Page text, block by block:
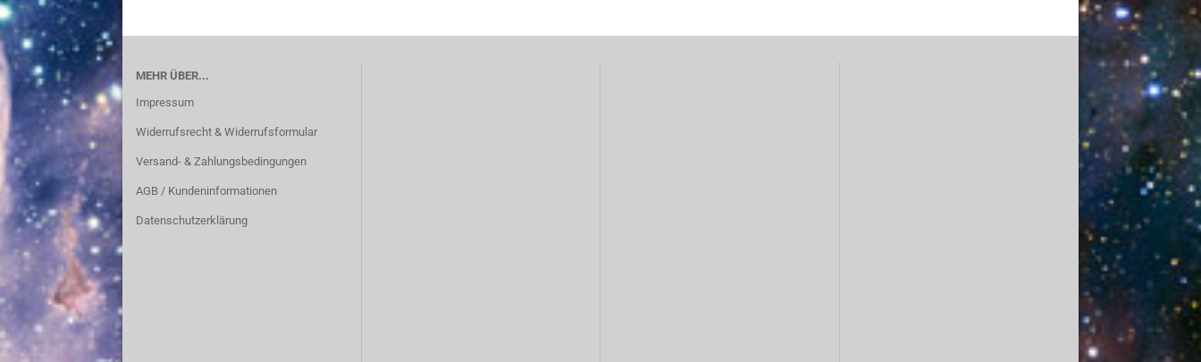
MEHR ÜBER...
Impressum
Widerrufsrecht & Widerrufsformular
Versand- & Zahlungsbedingungen
AGB / Kundeninformationen
Datenschutzerklärung